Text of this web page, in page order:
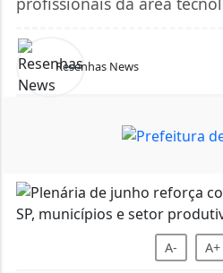
Resenhas News
A- A+